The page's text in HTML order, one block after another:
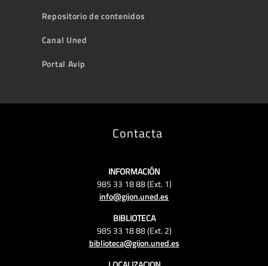
Repositorio de contenidos
Canal Uned
Portal Avip
Contacta
INFORMACIÓN
985 33 18 88 (Ext. 1)
info@gijon.uned.es
BIBLIOTECA
985 33 18 88 (Ext. 2)
biblioteca@gijon.uned.es